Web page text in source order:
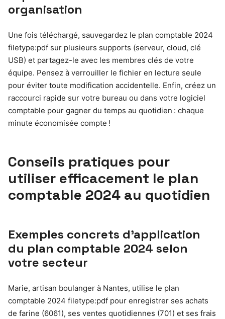
organisation
Une fois téléchargé, sauvegardez le plan comptable 2024
filetype:pdf sur plusieurs supports (serveur, cloud, clé
USB) et partagez-le avec les membres clés de votre
équipe. Pensez à verrouiller le fichier en lecture seule
pour éviter toute modification accidentelle. Enfin, créez un
raccourci rapide sur votre bureau ou dans votre logiciel
comptable pour gagner du temps au quotidien : chaque
minute économisée compte !
Conseils pratiques pour
utiliser efficacement le plan
comptable 2024 au quotidien
Exemples concrets d’application
du plan comptable 2024 selon
votre secteur
Marie, artisan boulanger à Nantes, utilise le plan
comptable 2024 filetype:pdf pour enregistrer ses achats
de farine (6061), ses ventes quotidiennes (701) et ses frais